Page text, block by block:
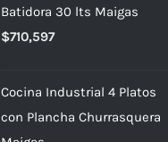
original
actual
Batidora 30 lts Maigas
$710,597
Cocina Industrial 4 Platos
con Plancha Churrasquera